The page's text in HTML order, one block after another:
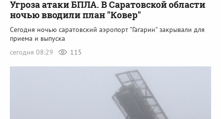
Угроза атаки БПЛА. В Саратовской области
ночью вводили план "Ковер"
Сегодня ночью саратовский аэропорт "Гагарин" закрывали для
приема и выпуска
сегодня 08:29
115